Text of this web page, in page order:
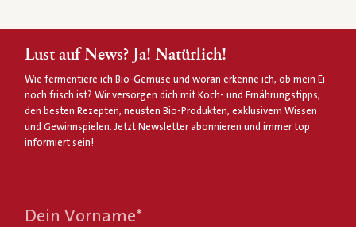
Lust auf News? Ja! Natürlich!
Wie fermentiere ich Bio-Gemüse und woran erkenne ich, ob mein Ei
noch frisch ist? Wir versorgen dich mit Koch- und Ernährungstipps,
den besten Rezepten, neusten Bio-Produkten, exklusivem Wissen
und Gewinnspielen. Jetzt Newsletter abonnieren und immer top
informiert sein!
Dein Vorname*